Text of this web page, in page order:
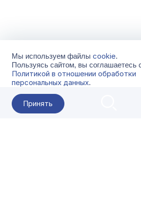
Мы используем файлы cookie.
Пользуясь сайтом, вы соглашаетесь
Политикой в отношении обработки
персональных данных.
Принять